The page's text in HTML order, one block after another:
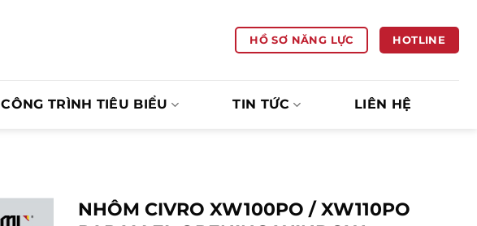
HỒ SƠ NĂNG LỰC HOTLINE
CÔNG TRÌNH TIÊU BIỂU TIN TỨC LIÊN HỆ
NHÔM CIVRO XW100PO / XW110PO